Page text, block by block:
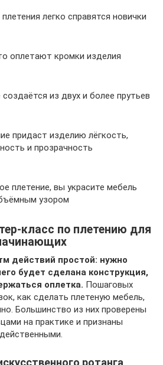
легко справятся новички
оплетают кромки изделия
из двух и более прутьев
придаст изделию лёгкость,
и прозрачность
плетение, вы украсите мебель
узором
класс по плетению для
действий простой: нужно
будет сделана конструкция,
оплетка. Пошаговых
как сделать плетеную мебель,
Большинство из них проверены
на практике и признаны
действенными.
ротанга